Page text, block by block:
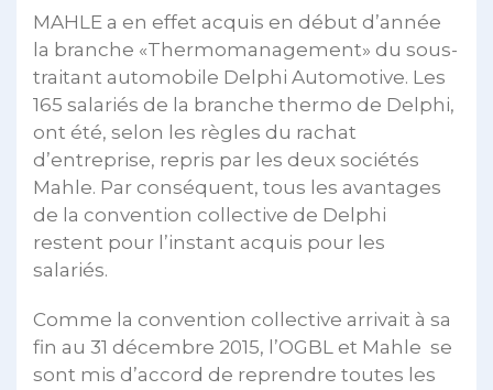
MAHLE a en effet acquis en début d’année
la branche «Thermomanagement» du sous-
traitant automobile Delphi Automotive. Les
165 salariés de la branche thermo de Delphi,
ont été, selon les règles du rachat
d’entreprise, repris par les deux sociétés
Mahle. Par conséquent, tous les avantages
de la convention collective de Delphi
restent pour l’instant acquis pour les
salariés.
Comme la convention collective arrivait à sa
fin au 31 décembre 2015, l’OGBL et Mahle se
sont mis d’accord de reprendre toutes les